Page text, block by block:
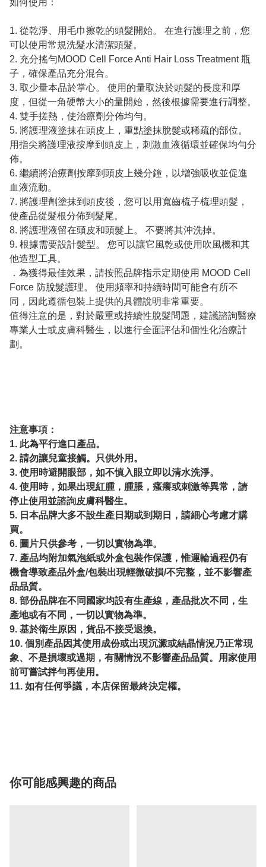
如何使用：
1. 從乾淨、用毛巾擦乾的頭髮開始。 在進行護理之前，您
可以使用常規洗髮水清潔頭髮。
2. 充分搖勻MOOD Cell Force Anti Hair Loss Treatment 瓶
子，確保產品充分混合。
3. 取少量本品於掌心。 使用的量取決於頭髮的長度和厚
度，但從一角硬幣大小的量開始，然後根據需要進行調整。
4. 雙手搓熱，使治療劑分佈均勻。
5. 將護理液塗抹在頭皮上，重點塗抹脫髮或稀疏的部位。
用指尖將護理液按摩到頭皮上，刺激血液循環並確保均勻分
佈。
6. 繼續將治療劑按摩到頭皮上幾分鐘，以增強吸收並促進
血液流動。
7. 將護理劑塗抹到頭皮後，您可以用寬齒梳子梳理頭髮，
使產品從髮根分佈到髮尾。
8. 將護理液留在頭皮和頭髮上。 不要將其沖洗掉。
9. 根據需要設計髮型。 您可以讓它風乾或使用吹風機和其
他造型工具。
．為獲得最佳效果，請按照品牌指示定期使用 MOOD Cell
Force 防脫髮護理。 使用頻率和持續時間可能會有所不
同，因此遵循包裝上提供的具體說明非常重要。
值得注意的是，對於嚴重或持續性脫髮問題，建議諮詢醫療
專業人士或皮膚科醫生，以進行全面評估和個性化治療計
劃。
注意事項：
1. 此為平行進口產品。
2. 請勿讓兒童接觸。只供外用。
3. 使用時避開眼部，如不慎入眼立即以清水洗淨。
4. 使用時，如果出現紅腫，腫脹，瘙癢或刺激等異常，請
停止使用並諮詢皮膚科醫生。
5. 日本品牌大多不設生產日期或到期日，請細心考慮才購
買。
6. 圖片只供參考，一切以實物為準。
7. 產品均附加氣泡紙或外盒包裝作保護，惟運輪過程仍有
機會導致產品外盒/包裝出現輕微破損/不完整，並不影響產
品品質。
8. 部份品牌在不同國家均設有生產線，產品批次不同，生
產地或有不同，一切以實物為準。
9. 基於衛生原因，貨品不接受退換。
10. 個別產品因其使用成份或出現沉澱或結晶情況乃正常現
象、不是損壞或過期，有關情況不影響產品品質。用家使用
前可嘗試拌勻再使用。
11. 如有任何爭議，本店保留最終決定權。
你可能感興趣的商品